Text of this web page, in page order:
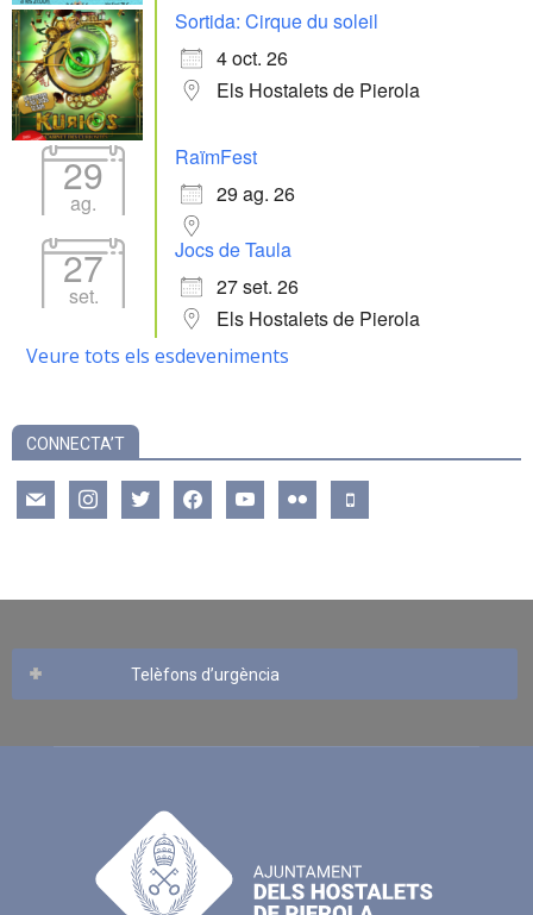
Sortida: Cirque du soleil
4 oct. 26
Els Hostalets de Pierola
29
ag.
RaïmFest
29 ag. 26
27
set.
Jocs de Taula
27 set. 26
Els Hostalets de Pierola
Veure tots els esdeveniments
CONNECTA’T
mail instagramtwitter facebookyoutube flickr mobile
Telèfons d’urgència